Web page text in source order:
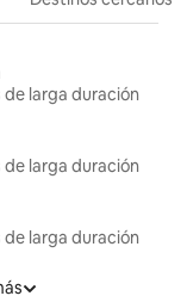
de larga duración
de larga duración
de larga duración